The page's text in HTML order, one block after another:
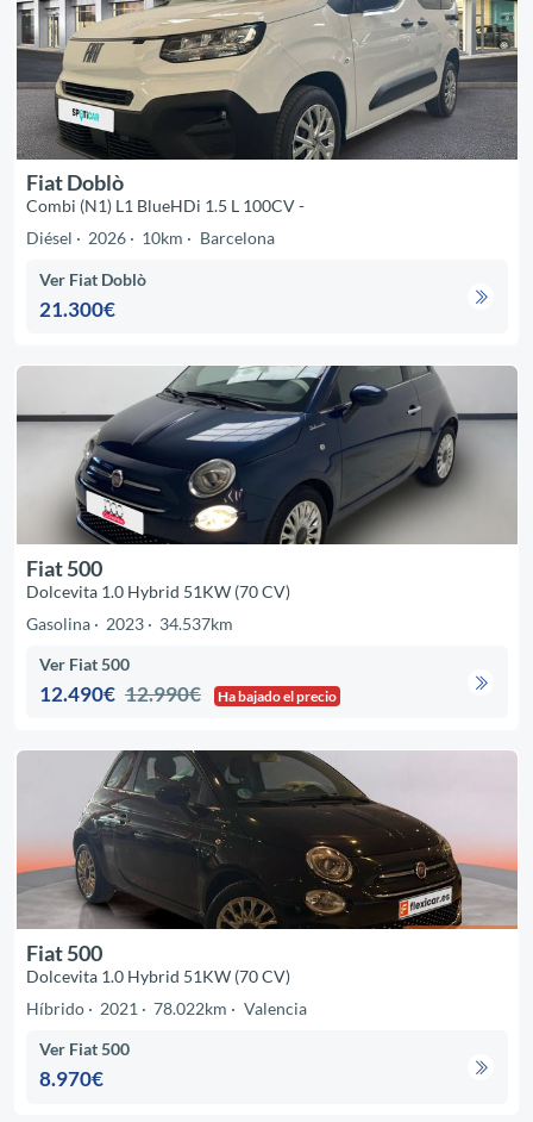
Fiat Doblò
Combi (N1) L1 BlueHDi 1.5 L 100CV -
Diésel
2026 10km Barcelona
Ver Fiat Doblò
21.300€
Fiat 500
Dolcevita 1.0 Hybrid 51KW (70 CV)
Gasolina
2023 34.537km
Ver Fiat 500
12.490€ 12.990€ Ha bajado el precio
Fiat 500
Dolcevita 1.0 Hybrid 51KW (70 CV)
Híbrido
2021 78.022km Valencia
Ver Fiat 500
8.970€